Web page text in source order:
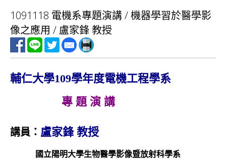
g
e
1091118 電機系專題演講 / 機器學習於醫學影
像之應用 / 盧家鋒 教授
輔仁大學109學年度電機工程學系
專 題 演 講
講員： 盧家鋒教授
國立陽明大學生物醫學影像暨放射科學系